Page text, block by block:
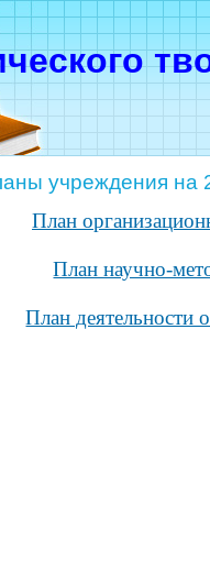
учреждения на
План
План научно-
План деятельности